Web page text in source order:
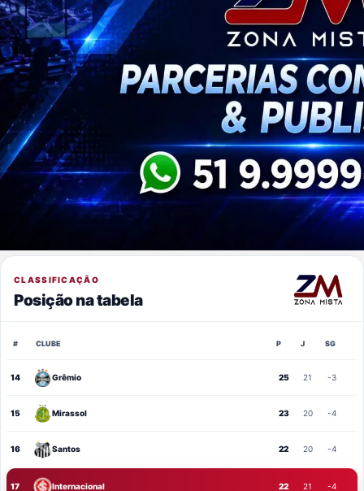
CLASSIFICAÇÃO
Posição na tabela
# CLUBE P J SG
14 Grêmio 25 21 -3
15 Mirassol 23 20 -4
16 Santos 22 20 -4
17 Internacional 22 21 -4